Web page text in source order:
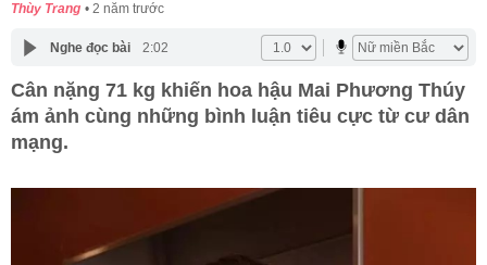
Thùy Trang 2 năm trước
Nghe đọc bài 2:02
Cân nặng 71 kg khiến hoa hậu Mai Phương Thúy
ám ảnh cùng những bình luận tiêu cực từ cư dân
mạng.